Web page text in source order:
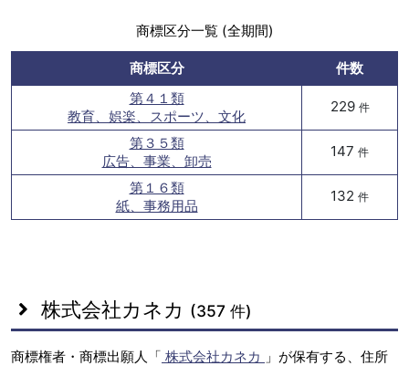
商標区分一覧 (全期間)
商標区分
件数
第４１類
教育、娯楽、スポーツ、文化
229 件
第３５類
広告、事業、卸売
147 件
第１６類
紙、事務用品
132 件
株式会社カネカ (357 件)
商標権者・商標出願人「 株式会社カネカ 」が保有する、住所